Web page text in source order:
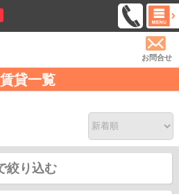
お問合せ
貸一覧
絞り込む